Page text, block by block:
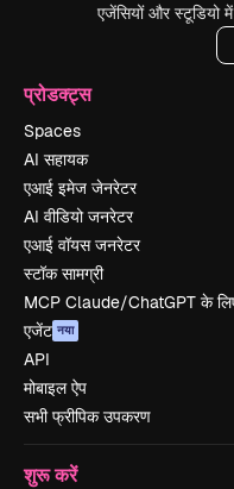
एजेंसियों और स्टूडियो
प्रोडक्ट्स
Spaces
AI सहायक
एआई इमेज जेनरेटर
AI वीडियो जनरेटर
एआई वॉयस जनरेटर
स्टॉक सामग्री
MCP Claude/ChatGPT के
एजेंट नया
API
मोबाइल ऐप
सभी फ्रीपिक उपकरण
शुरू करें